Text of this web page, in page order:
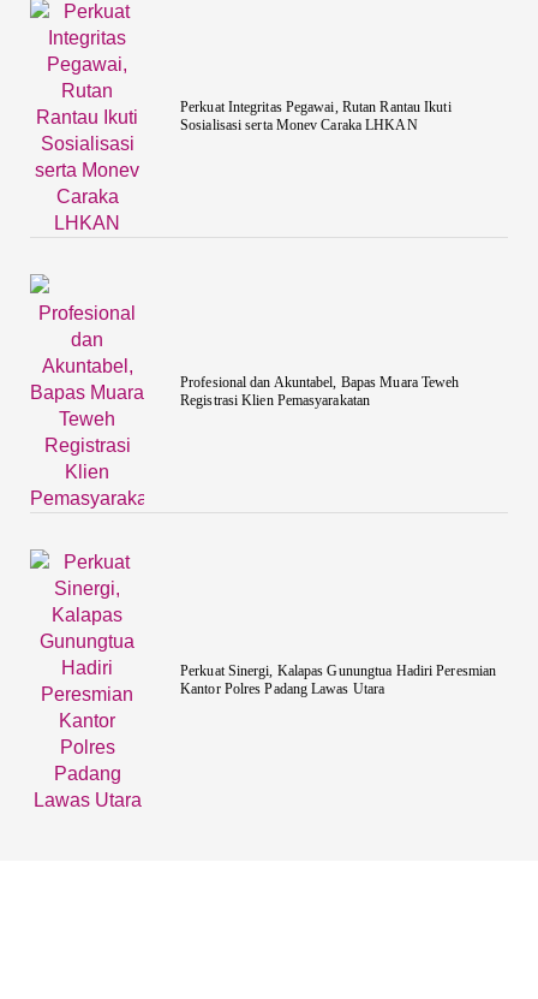
Perkuat Integritas Pegawai, Rutan Rantau Ikuti
Sosialisasi serta Monev Caraka LHKAN
‎Profesional dan Akuntabel, Bapas Muara Teweh
Registrasi Klien Pemasyarakatan
Perkuat Sinergi, Kalapas Gunungtua Hadiri Peresmian
Kantor Polres Padang Lawas Utara